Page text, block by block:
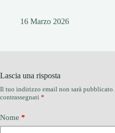
16 Marzo 2026
Lascia una risposta
Il tuo indirizzo email non sarà pubblicato.
contrassegnati *
Nome *